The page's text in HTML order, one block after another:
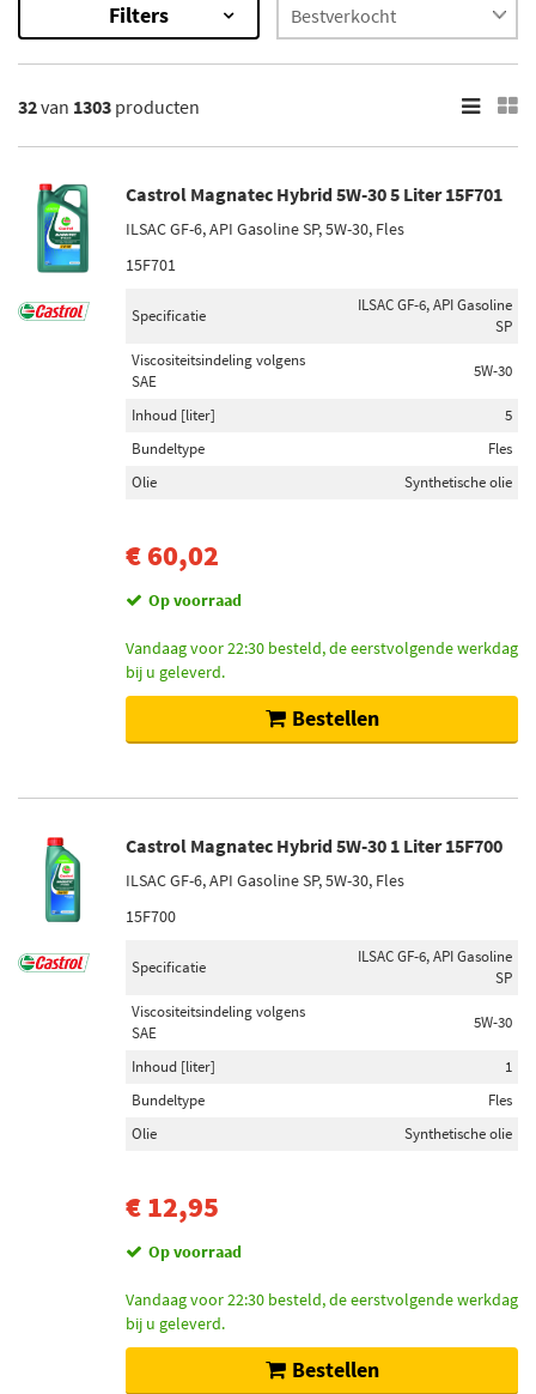
Filters
1303Resultaten
×
Categorieën
Motorolie (524)
Interkoeler (358)
Radiateur (264)
Versnellingsbakolie (34)
Gloeilamp, parkeer- / begrenzingslicht (33)
Onderdeelmerk
AS-PL (1)
Brembo (1)
Bosch (36)
Kroon Oil (85)
60 (65)
208 (47)
Toon meer
Spanning (Volt)
Inbouwplaats
Achteras (8)
Nominaal vermogen [W]
32van 1303 producten
Castrol Magnatec Hybrid 5W-30 5 Liter 15F701
ILSAC GF-6, API Gasoline SP, 5W-30, Fles
15F701
Specificatie
ILSAC GF-6, API Gasoline
SP
Viscositeitsindeling volgens
SAE
5W-30
Inhoud [liter]
5
Bundeltype
Fles
Olie
Synthetische olie
€ 60,02
Op voorraad
Vandaag voor 22:30 besteld, de eerstvolgende werkdag
bij u geleverd.
Bestellen
Castrol Magnatec Hybrid 5W-30 1 Liter 15F700
ILSAC GF-6, API Gasoline SP, 5W-30, Fles
15F700
Specificatie
ILSAC GF-6, API Gasoline
SP
Viscositeitsindeling volgens
SAE
5W-30
Inhoud [liter]
1
Bundeltype
Fles
Olie
Synthetische olie
€ 12,95
Op voorraad
Vandaag voor 22:30 besteld, de eerstvolgende werkdag
bij u geleverd.
Bestellen